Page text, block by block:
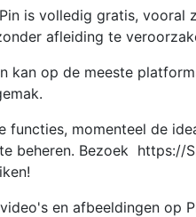
is volledig gratis, vooral
afleiding te
kan op de meeste
momenteel de
beheren. Bezoek https://
en afbeeldingen op